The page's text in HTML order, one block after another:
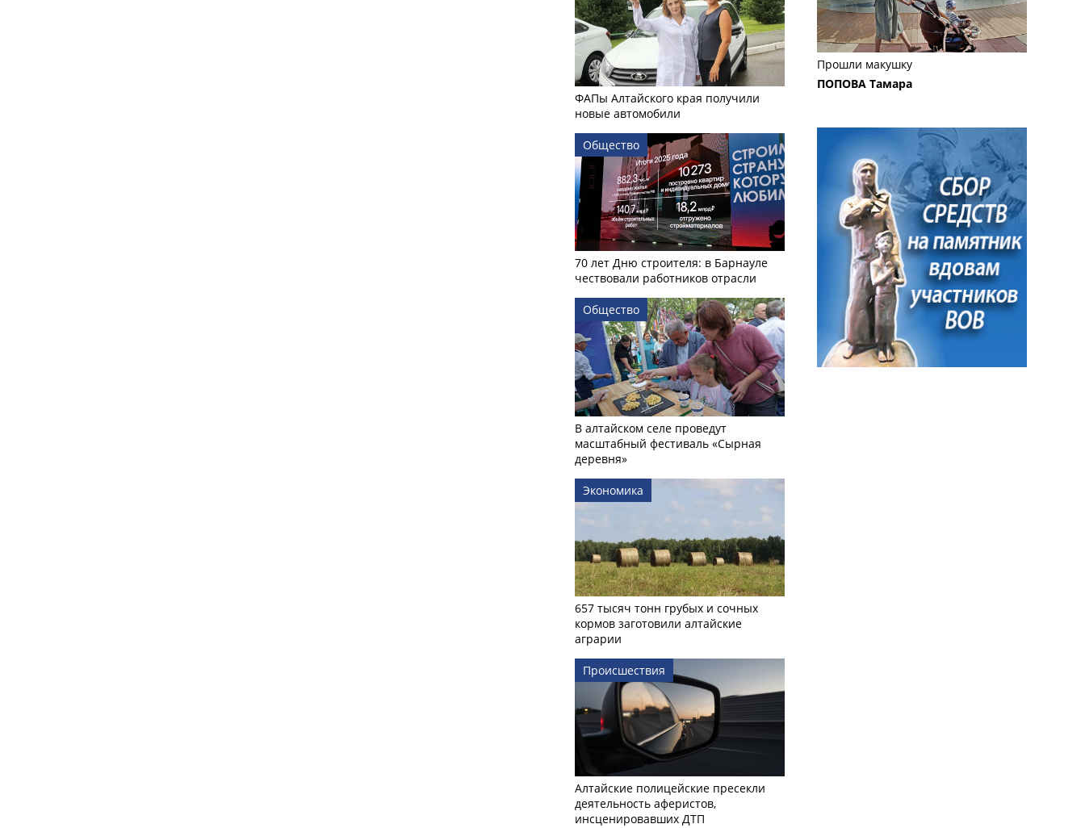
ФАПы Алтайского края получили
новые автомобили
Общество
70 лет Дню строителя: в Барнауле
чествовали работников отрасли
Общество
В алтайском селе проведут
масштабный фестиваль «Сырная
деревня»
Экономика
657 тысяч тонн грубых и сочных
кормов заготовили алтайские
аграрии
Происшествия
Алтайские полицейские пресекли
деятельность аферистов,
инсценировавших ДТП
Прошли макушку
ПОПОВА Тамара